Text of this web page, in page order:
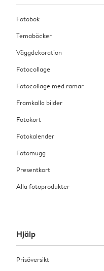
Fotobok
Temaböcker
Väggdekoration
Fotocollage
Fotocollage med ramar
Framkalla bilder
Fotokort
Fotokalender
Fotomugg
Presentkort
Alla fotoprodukter
Hjälp
Prisöversikt